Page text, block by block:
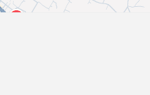
Leaflet | Map data © Google